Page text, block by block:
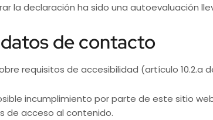
la declaración ha sido una autoevaluación
de contacto
requisitos de accesibilidad (artículo 10.2.a
incumplimiento por parte de este sitio
de acceso al contenido.